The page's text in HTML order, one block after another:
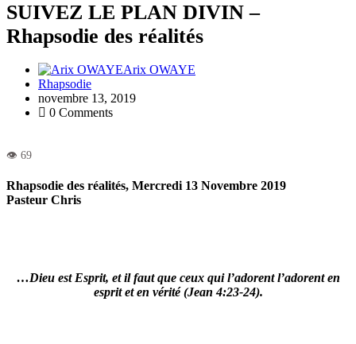
SUIVEZ LE PLAN DIVIN –
Rhapsodie des réalités
Arix OWAYE
Rhapsodie
novembre 13, 2019
0 Comments
Rhapsodie des réalités, Mercredi 13 Novembre 2019
Pasteur Chris
…Dieu est Esprit, et il faut que ceux qui l’adorent l’adorent en
esprit et en vérité (Jean 4:23-24).